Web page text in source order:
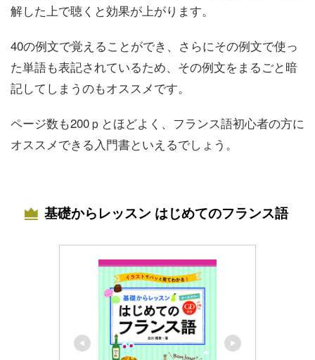
解した上で聴くと効果が上がります。
40の例文で覚えることができ、さらにその例文で使っ
た単語も表記されているため、その例文をまるごと暗
記してしまうのもオススメです。
ページ数も200ｐとほどよく、フランス語初心者の方に
オススメできる入門書といえるでしょう。
基礎からレッスン はじめてのフランス語